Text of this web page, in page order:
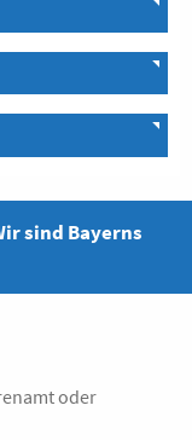
sind Bayerns
oder